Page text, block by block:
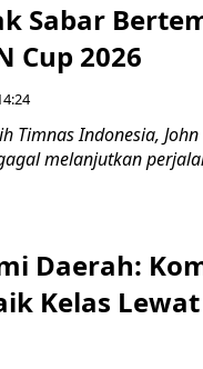
Sabar
Cup 2026
Timnas Indonesia,
melanjutkan
Daerah:
Kelas